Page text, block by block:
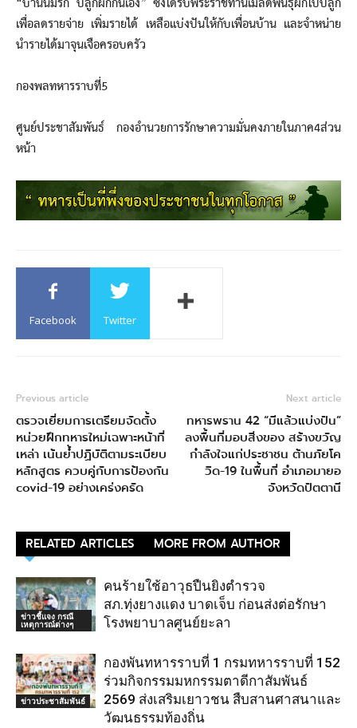
เพื่อลดรายจ่าย เพิ่มรายได้ เหลือแบ่งปันให้กับเพื่อนบ้าน และจำหน่าย
นำรายได้มาจุนเจือครอบครัว
กองพลทหารราบที่5
ศูนย์ประชาสัมพันธ์ กองอำนวยการรักษาความมั่นคงภายในภาค4ส่วน
หน้า
Facebook Twitter
Previous article
ตรวจเยี่ยมการเตรียมจัดตั้ง
หน่วยฝึกทหารใหม่เฉพาะหน้าที่
เหล่า เน้นย้ำปฏิบัติตามระเบียบ
หลักสูตร ควบคู่กับการป้องกัน
covid-19 อย่างเคร่งครัด
Next article
ทหารพราน 42 “มีแล้วแบ่งปัน”
ลงพื้นที่มอบสิ่งของ สร้างขวัญ
กำลังใจแก่ประชาชน ต้านภัยโค
วิด-19 ในพื้นที่ อำเภอมายอ
จังหวัดปัตตานี
RELATED ARTICLES MORE FROM AUTHOR
ข่าวชี้แจง กรณี
เหตุการณ์ต่างๆ
คนร้ายใช้อาวุธปืนยิงตำรวจ
สภ.ทุ่งยางแดง บาดเจ็บ ก่อนส่งต่อรักษา
โรงพยาบาลศูนย์ยะลา
ข่าวประชาสัมพันธ์
กองพันทหารราบที่ 1 กรมทหารราบที่ 152
ร่วมกิจกรรมมหกรรมตาดีกาสัมพันธ์
2569 ส่งเสริมเยาวชน สืบสานศาสนาและ
วัฒนธรรมท้องถิ่น